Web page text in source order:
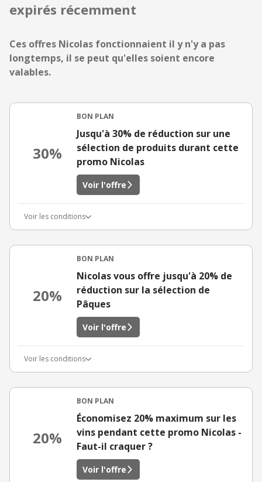
expirés récemment
Ces offres Nicolas fonctionnaient il y n'y a pas
longtemps, il se peut qu'elles soient encore
valables.
30%
BON PLAN
Jusqu'à 30% de réduction sur une
sélection de produits durant cette
promo Nicolas
Voir l'offre
Voir les conditions
20%
BON PLAN
Nicolas vous offre jusqu'à 20% de
réduction sur la sélection de
Pâques
Voir l'offre
Voir les conditions
20%
BON PLAN
Économisez 20% maximum sur les
vins pendant cette promo Nicolas -
Faut-il craquer ?
Voir l'offre